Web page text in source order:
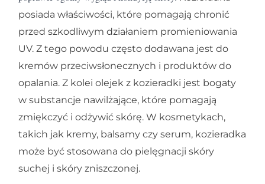
posiada właściwości, które pomagają chronić
przed szkodliwym działaniem promieniowania
UV. Z tego powodu często dodawana jest do
kremów przeciwsłonecznych i produktów do
opalania. Z kolei olejek z kozieradki jest bogaty
w substancje nawilżające, które pomagają
zmiękczyć i odżywić skórę. W kosmetykach,
takich jak kremy, balsamy czy serum, kozieradka
może być stosowana do pielęgnacji skóry
suchej i skóry zniszczonej.